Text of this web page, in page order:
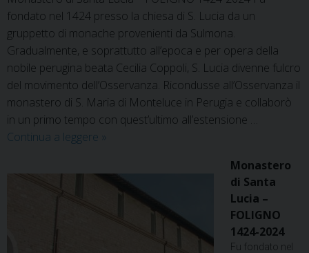
fondato nel 1424 presso la chiesa di S. Lucia da un
gruppetto di monache provenienti da Sulmona.
Gradualmente, e soprattutto all’epoca e per opera della
nobile perugina beata Cecilia Coppoli, S. Lucia divenne fulcro
del movimento dell’Osservanza. Ricondusse all’Osservanza il
monastero di S. Maria di Monteluce in Perugia e collaborò
in un primo tempo con quest’ultimo all’estensione …
Continua a leggere VI°
fondazione
Monastero
»
Monastero
di Santa
Lucia –
FOLIGNO
1424-2024
Fu fondato nel